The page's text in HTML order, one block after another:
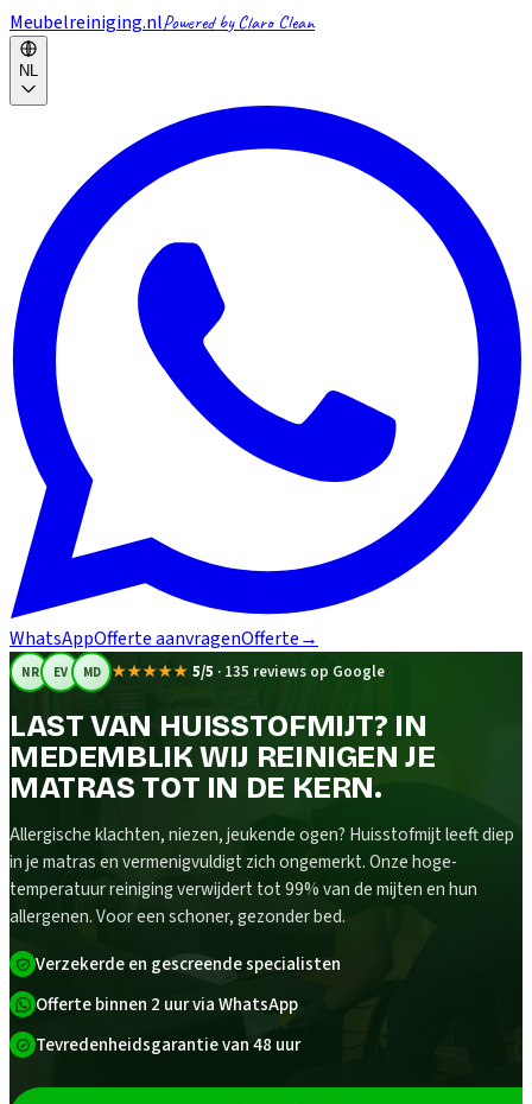
Meubelreiniging.nlPowered by Claro Clean
NL
WhatsAppOfferte aanvragenOfferte→
NR EV MD ★★★★★ 5/5 · 135 reviews op Google
LAST VAN HUISSTOFMIJT? IN
MEDEMBLIK WIJ REINIGEN JE
MATRAS TOT IN DE KERN.
Allergische klachten, niezen, jeukende ogen? Huisstofmijt leeft diep
in je matras en vermenigvuldigt zich ongemerkt. Onze hoge-
temperatuur reiniging verwijdert tot 99% van de mijten en hun
allergenen. Voor een schoner, gezonder bed.
Verzekerde en gescreende specialisten
Offerte binnen 2 uur via WhatsApp
Tevredenheidsgarantie van 48 uur